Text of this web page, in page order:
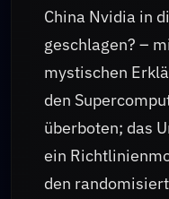
China Nvidia in
geschlagen? –
mystischen
den
überboten; das
ein
den